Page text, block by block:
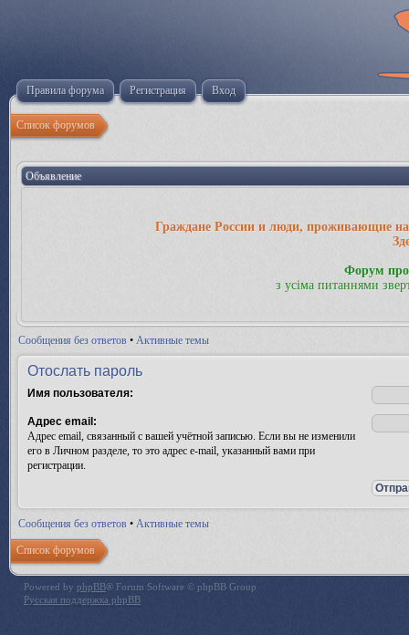
Правила форума Регистрация Вход
Список форумов
Объявление
Граждане России и люди, проживающие на
Форум
з усіма питаннями
Сообщения без ответов • Активные темы
Отослать пароль
Имя пользователя:
Адрес email:
Адрес email, связанный с вашей учётной записью. Если вы не изменили
его в Личном разделе, то это адрес e-mail, указанный вами при
регистрации.
Сообщения без ответов • Активные темы
Список форумов
Powered by phpBB® Forum Software © phpBB Group
Русская поддержка phpBB